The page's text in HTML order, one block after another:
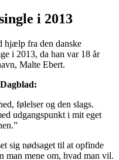
i 2013
hjælp fra den danske
i 2013, da han var 18 år
Malte Ebert.
følelser og den slags.
udgangspunkt i mit eget
sig nødsaget til at opfinde
man mene om, hvad man vil.